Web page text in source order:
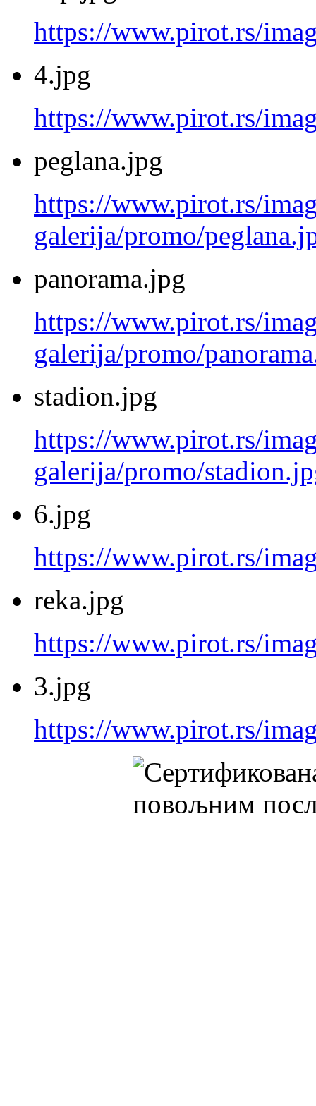
https://www.pirot.rs/
4.jpg
https://www.pirot.rs/
peglana.jpg
https://www.pirot.rs/
galerija/promo/
panorama.jpg
https://www.pirot.rs/
galerija/promo/
stadion.jpg
https://www.pirot.rs/
galerija/promo/
6.jpg
https://www.pirot.rs/
reka.jpg
https://www.pirot.rs/
3.jpg
https://www.pirot.rs/